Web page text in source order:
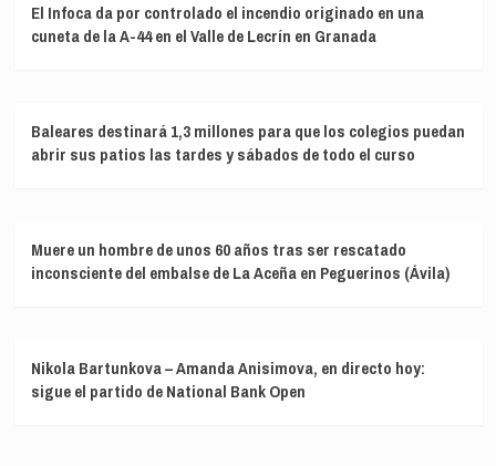
El Infoca da por controlado el incendio originado en una
cuneta de la A-44 en el Valle de Lecrín en Granada
Baleares destinará 1,3 millones para que los colegios puedan
abrir sus patios las tardes y sábados de todo el curso
Muere un hombre de unos 60 años tras ser rescatado
inconsciente del embalse de La Aceña en Peguerinos (Ávila)
Nikola Bartunkova – Amanda Anisimova, en directo hoy:
sigue el partido de National Bank Open